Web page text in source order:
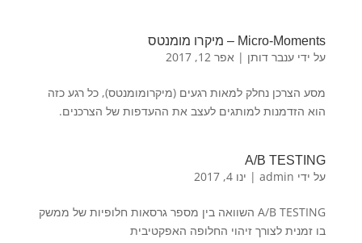
Micro-Moments – מיקרו מומנטס
על ידי ענבר דותן | אפר 12, 2017
מסע הצרכן נחלק למאות רגעים (מיקרומומנטס), כל רגע כזה
הוא הזדמנות למותגים לעצב את ההעדפות של הצרכנים.
A/B TESTING
על ידי admin
| ינו 4, 2017
A/B TESTING השוואה בין מספר גרסאות חלופיות של ממשק
בו זמנית לצורך זיהוי החלופה האפקטיבית